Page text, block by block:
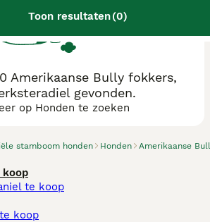
Toon resultaten(0)
stamboom honden Honden Amerikaanse
Amerikaanse Bully fokkers,
gevonden.
op Honden te zoeken
koop
te koop
koop